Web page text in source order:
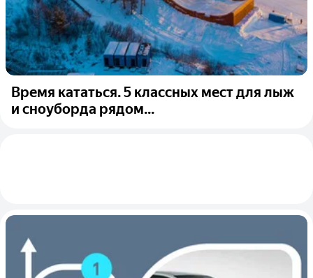
Время кататься. 5 классных мест для лыж
и сноуборда рядом...